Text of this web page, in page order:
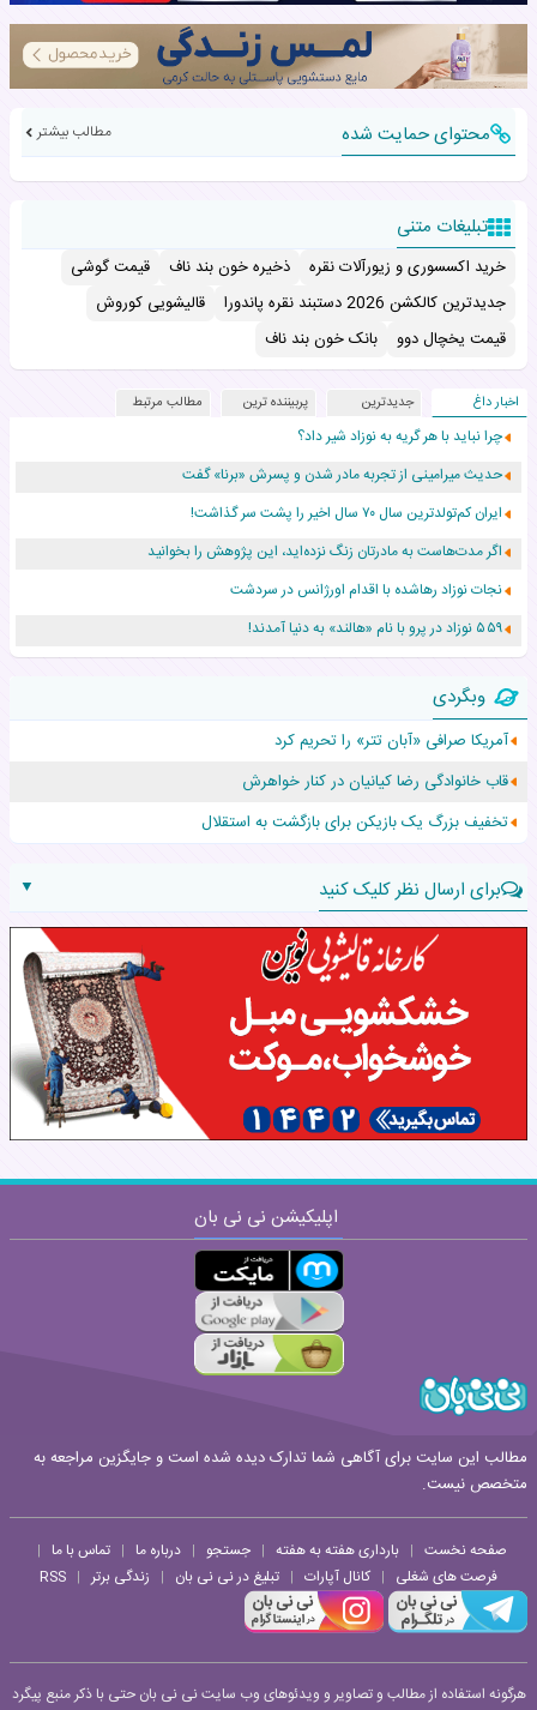
محتوای حمایت شده مطالب بیشتر
تبلیغات متنی
خرید اکسسوری و زیورآلات نقره ذخیره خون بند ناف
قیمت گوشی
جدیدترین کالکشن 2026 دستبند نقره پاندورا
قالیشویی کوروش
قیمت یخچال دوو
بانک خون بند ناف
اخبار داغ جدیدترین پربیننده ترین مطالب مرتبط
چرا نباید با هر گریه به نوزاد شیر داد؟
حدیث میرامینی از تجربه مادر شدن و پسرش «برنا» گفت
ایران کم‌تولدترین سال ۷۰ سال اخیر را پشت سر گذاشت!
اگر مدت‌هاست به مادرتان زنگ نزده‌اید، این پژوهش را بخوانید
نجات نوزاد رهاشده با اقدام اورژانس در سردشت
۵۵۹ نوزاد در پرو با نام «هالند» به دنیا آمدند!
زن ۲۴ ساله پس از درمان سرطان رحم، مادر شد
افزایش قد این دختر، چند میلیون دلار برای پدرش خرج داشته
حرکت غیرقانونی یک پرستار، جان دوقلوها را نجات داد!
عجیب‌ترین تولد در ۵/۵/۵ امسال که همه را شوکه کرد!
وبگردی
آمریکا صرافی «آبان تتر» را تحریم کرد
قاب خانوادگی رضا کیانیان در کنار خواهرش
تخفیف بزرگ یک بازیکن برای بازگشت به استقلال
برای ارسال نظر کلیک کنید
▼
نام:
اپلیکیشن نی نی بان
مطالب این سایت برای آگاهی شما تدارک دیده شده است و جایگزین مراجعه به
متخصص نیست.
صفحه نخست | بارداری هفته به هفته | جستجو | درباره ما | تماس با ما |
فرصت های شغلی | کانال آپارات | تبلیغ در نی نی بان | زندگی برتر |
RSS
هرگونه استفاده از مطالب و تصاویر و ویدئوهای وب سایت نی نی بان حتی با ذکر منبع پیگرد